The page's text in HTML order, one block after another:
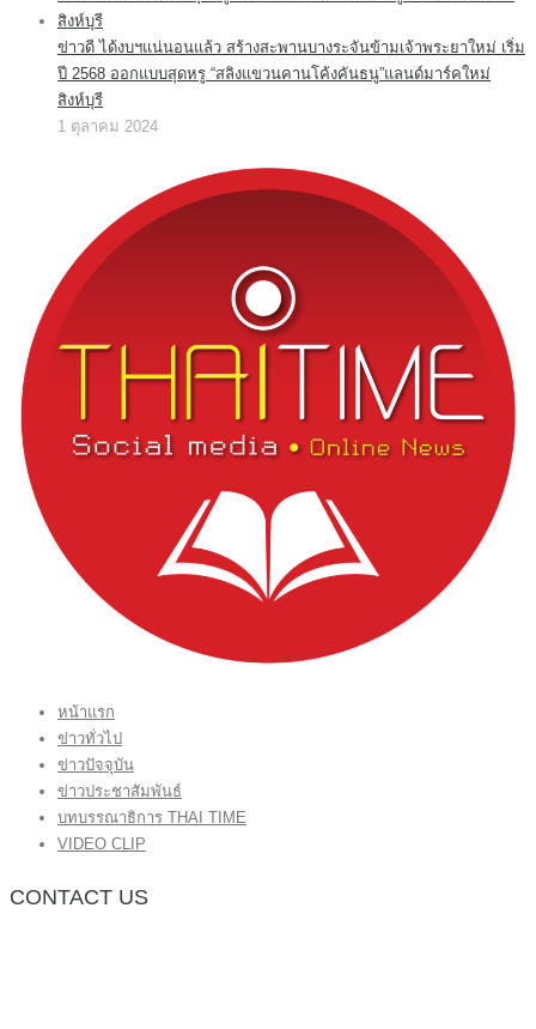
ข่าวดี ได้งบฯแน่นอนแล้ว สร้างสะพานบางระจันข้ามเจ้าพระยาใหม่ เริ่ม
ปี 2568 ออกแบบสุดหรู “สลิงแขวนคานโค้งคันธนู”แลนด์มาร์คใหม่
สิงห์บุรี
1 ตุลาคม 2024
หน้าแรก
ข่าวทั่วไป
ข่าวปัจจุบัน
ข่าวประชาสัมพันธ์
บทบรรณาธิการ THAI TIME
VIDEO CLIP
CONTACT US